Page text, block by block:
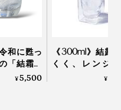
く、茶の香り立つ、ユ
しめます。どちらもあら
和に甦っ
「結霜グ
結霜月華
¥5,500
《300ml》結露
くく、レンジ
OK、見る角度で
¥